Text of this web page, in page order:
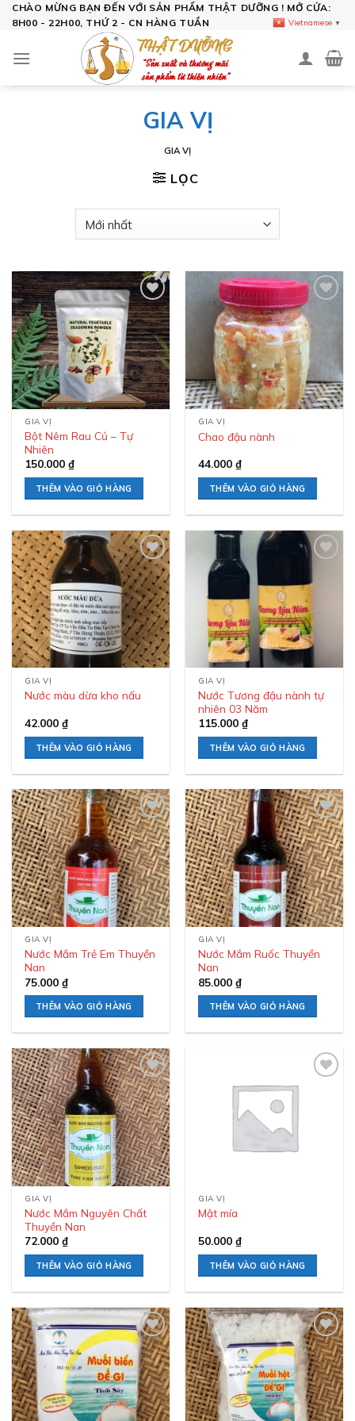
SkipCHÀO MỪNG BẠN ĐẾN VỚI SẢN PHẨM THẬT DƯỠNG ! MỞ CỬA:
8H00 - 22H00, THỨ 2 - CN HÀNG TUẦN
GIA VỊ
GIA VỊ
LỌC
Add to
wishlist
GIA VỊ
Bột Nêm Rau Củ – Tự
Nhiên
150.000₫
THÊM VÀO GIỎ HÀNG
wishlist
GIA VỊ
Chao đậu nành
44.000₫
THÊM VÀO GIỎ HÀNG
Add to
wishlist
GIA VỊ
Nước màu dừa kho nấu
42.000₫
THÊM VÀO GIỎ HÀNG
wishlist
GIA VỊ
Nước Tương đậu nành tự
nhiên 03 Năm
115.000₫
THÊM VÀO GIỎ HÀNG
Add to
wishlist
GIA VỊ
Nước Mắm Trẻ Em Thuyền
Nan
75.000₫
THÊM VÀO GIỎ HÀNG
Add to
wishlist
GIA VỊ
Nước Mắm Ruốc Thuyền
Nan
85.000₫
THÊM VÀO GIỎ HÀNG
Add to
wishlist
GIA VỊ
Nước Mắm Nguyên Chất
Thuyền Nan
72.000₫
THÊM VÀO GIỎ HÀNG
GIA VỊ
Mật mía
50.000₫
THÊM VÀO GIỎ HÀNG
Add to
wishlist
Add to
wishlist
Vietnamese ▼